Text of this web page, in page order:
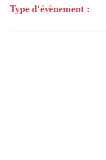
Type d'évènement :